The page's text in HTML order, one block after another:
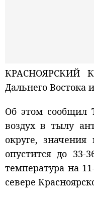
КРАСНОЯРСКИЙ
Дальнего Востока
Об этом сообщил
воздух в тылу
округе,
опустится до
температура на
севере